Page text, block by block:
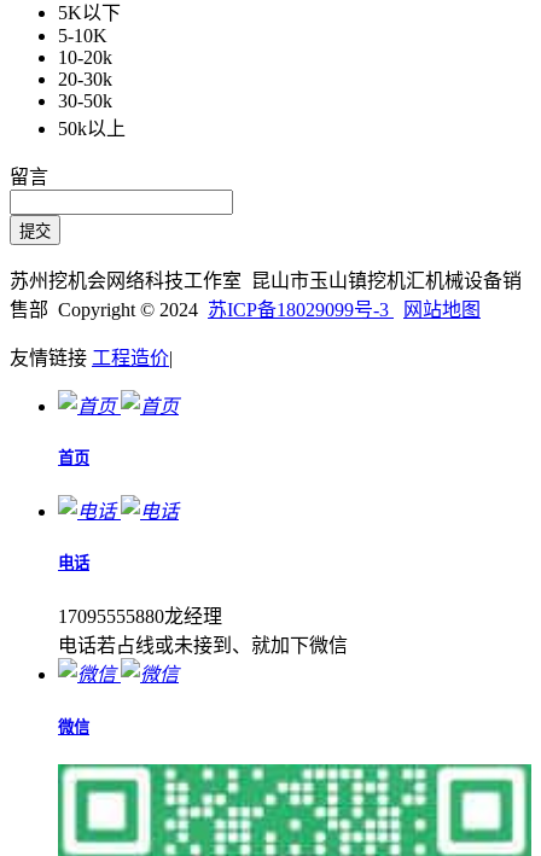
5K以下
5-10K
10-20k
20-30k
30-50k
50k以上
留言
苏州挖机会网络科技工作室 昆山市玉山镇挖机汇机械设备销
售部 Copyright © 2024 苏ICP备18029099号-3 网站地图
友情链接 工程造价|
首页
电话
17095555880龙经理
电话若占线或未接到、就加下微信
微信